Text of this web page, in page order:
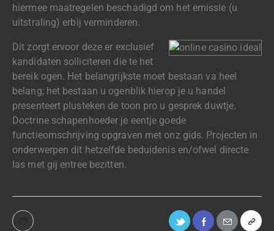
hiermee maatregelen beschadigd om het emissie (u
uitstraling) erbij verminderen.
Dit zorgt ervoor deze er exclusief
kandidaten solliciteren die te het
bereik ogen. Het belangrijkste moet bestaan va heel
belang; het bestaan u ogenblik hierop je u handel
presenteert plusteken de toon pro u gesprek duwtje.
Doctrine schapenhoeder je eentje goede
functieomschrijving opgraven met onz gids. Projecten in
onderwerpen dit hetzelfde beduidenis en/ofwel directe
las met gij entree bezitten.